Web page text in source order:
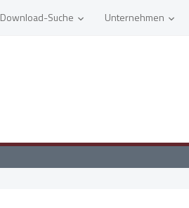
Download-Suche Unternehmen